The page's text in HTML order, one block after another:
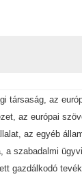
társaság, az
az európai
az egyéb
szabadalmi
gazdálkodó